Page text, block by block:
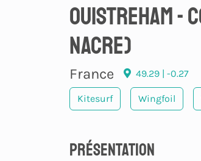
Ouistreham -
Nacre)
France 49.29 | -0.27
Kitesurf Wingfoil
Présentation